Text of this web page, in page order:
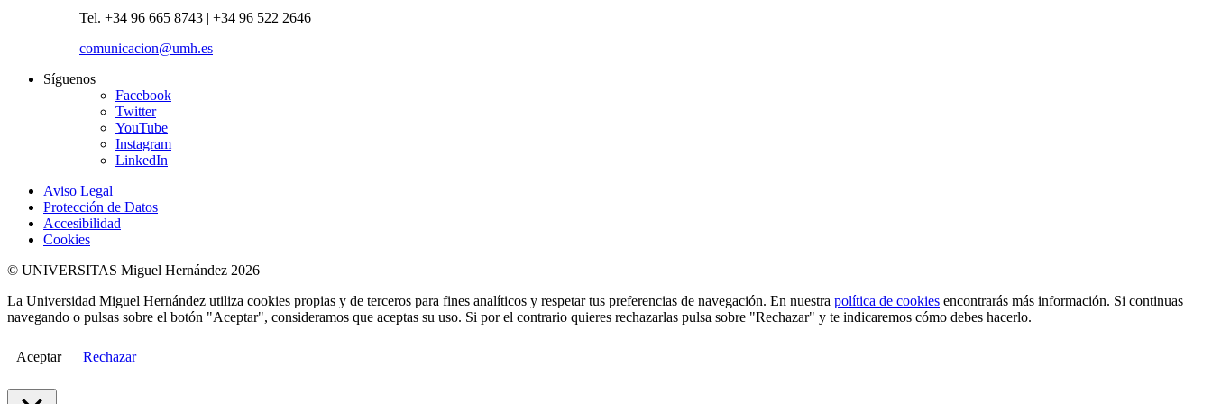
Tel. +34 96 665 8743 | +34 96 522 2646
comunicacion@umh.es
Síguenos
Facebook
Twitter
YouTube
Instagram
LinkedIn
Aviso Legal
Protección de Datos
Accesibilidad
Cookies
© UNIVERSITAS Miguel Hernández 2026
La Universidad Miguel Hernández utiliza cookies propias y de terceros para fines analíticos y respetar tus preferencias de navegación. En nuestra política de cookies encontrarás más información. Si continuas
navegando o pulsas sobre el botón "Aceptar", consideramos que aceptas su uso. Si por el contrario quieres rechazarlas pulsa sobre "Rechazar" y te indicaremos cómo debes hacerlo.
Aceptar Rechazar